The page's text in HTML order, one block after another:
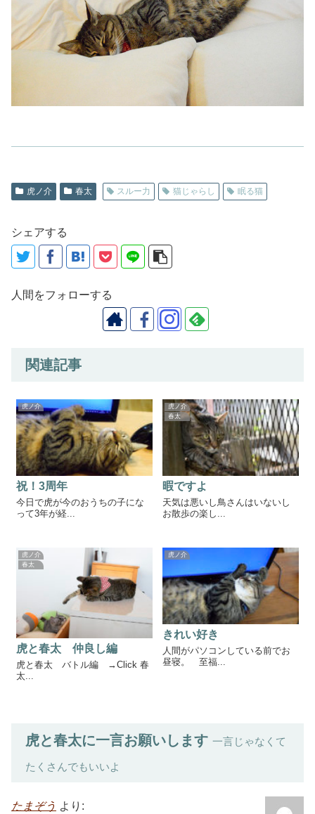
虎ノ介 春太 スルー力 猫じゃらし 眠る猫
シェアする
人間をフォローする
関連記事
虎ノ介
祝！3周年
今日で虎が今のおうちの子にな
って3年が経...
虎ノ介
春太
暇ですよ
天気は悪いし鳥さんはいないし
お散歩の楽し...
虎ノ介
春太
虎と春太 仲良し編
虎と春太 バトル編 →Click 春
太...
虎ノ介
きれい好き
人間がパソコンしている前でお
昼寝。 至福...
虎と春太に一言お願いします 一言じゃなくて
たくさんでもいいよ
たまぞう より: